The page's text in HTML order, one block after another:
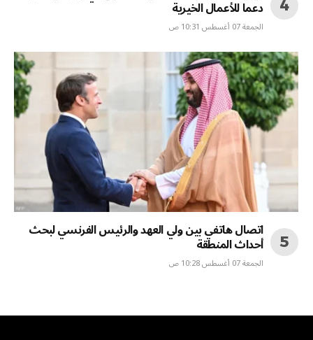
دعما للأعمال الخيرية
الجمعة 07 أغسطس 10:31 ص
اتصال هاتفي بين ولي العهد والرئيس الفرنسي لبحث
أحداث المنطقة
الجمعة 07 أغسطس 10:28 ص